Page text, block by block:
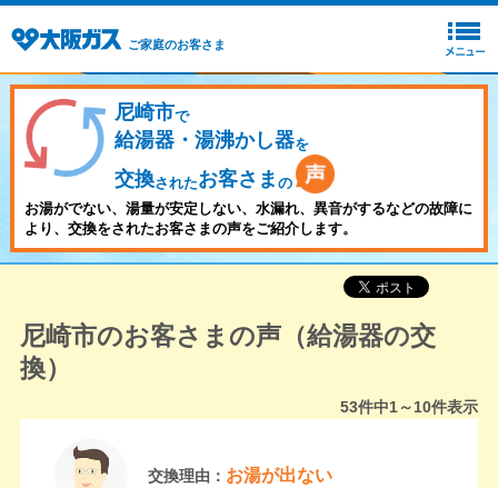
ご家庭のお客さま
尼崎市で
給湯器・湯沸かし器を
交換されたお客さま の
お湯がでない、湯量が安定しない、水漏れ、異音がするなどの故障に
より、交換をされたお客さまの声をご紹介します。
尼崎市のお客さまの声（給湯器の交
換）
53件中1～10件表示
交換理由： お湯が出ない